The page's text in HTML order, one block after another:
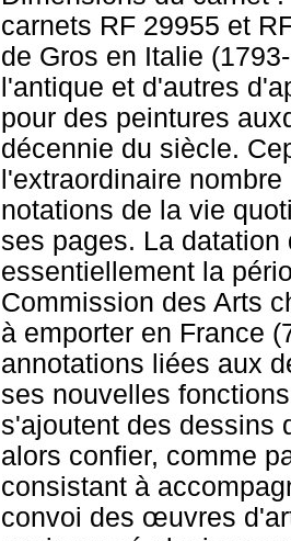
carnets RF 29955 et
de Gros en Italie
l'antique et d'autres
pour des peintures
décennie du siècle.
l'extraordinaire
notations de la vie
ses pages. La
essentiellement la
Commission des Arts
à emporter en France
annotations liées aux
ses nouvelles
s'ajoutent des dessins
alors confier, comme
consistant à
convoi des œuvres